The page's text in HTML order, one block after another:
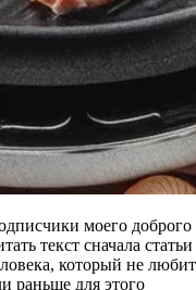
моего доброго
текст сначала статьи
который не любит
раньше для этого